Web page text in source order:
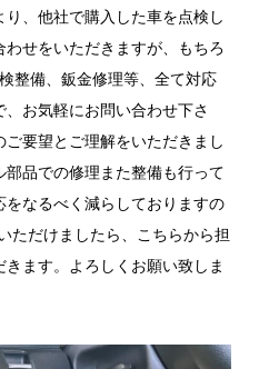
、他社で購入した車を点検し
せをいただきますが、もちろ
整備、鈑金修理等、全て対応
お気軽にお問い合わせ下さ
要望とご理解をいただきまし
品での修理また整備も行って
なるべく減らしておりますの
ただけましたら、こちらから担
ます。よろしくお願い致しま